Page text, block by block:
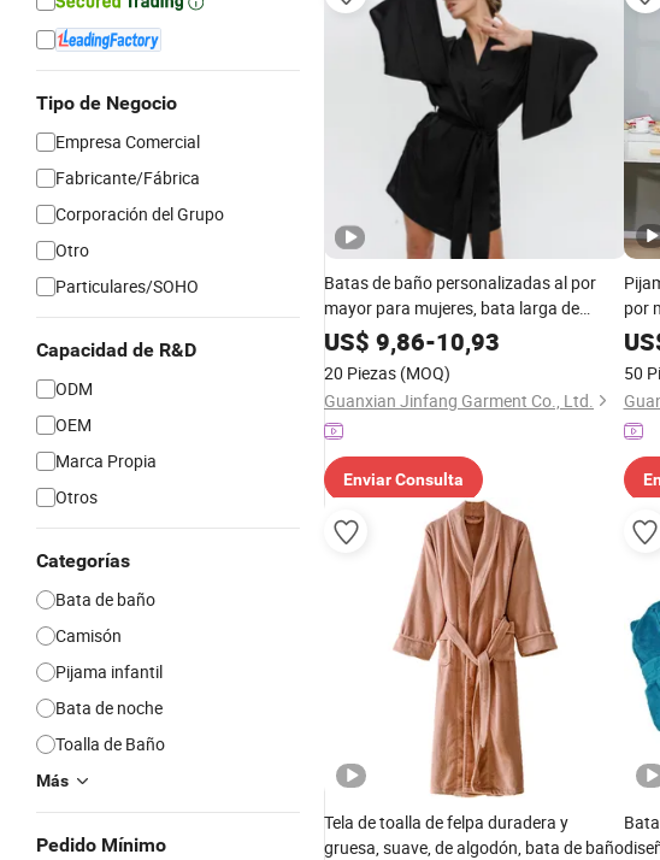
Tipo de Negocio
Empresa Comercial
Fabricante/Fábrica
Corporación del Grupo
Otro
Particulares/SOHO
Capacidad de R&D
ODM
OEM
Marca Propia
Otros
Categorías
Bata de baño
Camisón
Pijama infantil
Bata de noche
Toalla de Baño
Más
Pedido Mínimo
Batas de baño personalizadas al por
mayor para mujeres, bata larga de
noche, batas para dormir, ropa de hogar
de lujo 100% bata de seda satén, pijama
de dormir cortos
US$ 9,86-10,93
20 Piezas (MOQ)
Guanxian Jinfang Garment Co., Ltd.
Enviar Consulta
por
de
50
Tela de toalla de felpa duradera y
gruesa, suave, de algodón, bata de baño